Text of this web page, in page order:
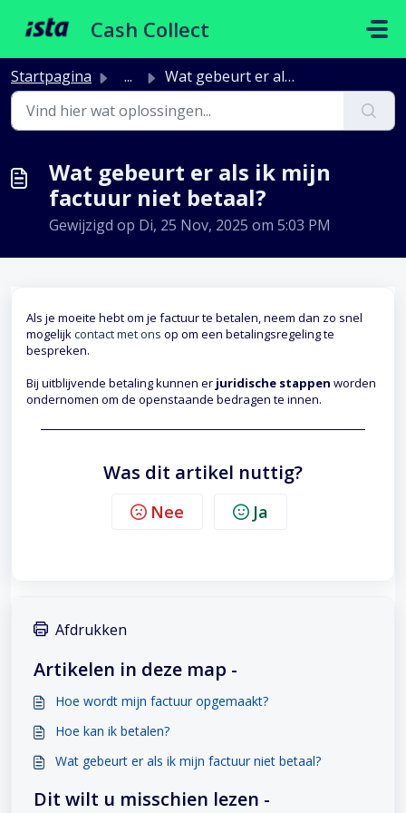
Cash Collect
Startpagina ... Wat gebeurt er als ik mijn factuur niet betaal?
Wat gebeurt er als ik mijn
factuur niet betaal?
Gewijzigd op Di, 25 Nov, 2025 om 5:03 PM
Als je moeite hebt om je factuur te betalen, neem dan zo snel
mogelijkcontact met ons op om een betalingsregeling te
bespreken.
Bij uitblijvende betaling kunnen er juridische stappen worden
ondernomen om de openstaande bedragen te innen.
Was dit artikel nuttig?
Nee Ja
Afdrukken
Artikelen in deze map -
Hoe wordt mijn factuur opgemaakt?
Hoe kan ik betalen?
Wat gebeurt er als ik mijn factuur niet betaal?
Dit wilt u misschien lezen -